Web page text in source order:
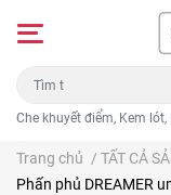
Che khuyết điểm, Kem
Trang chủ / TẤT CẢ
Phấn phủ DREAMER